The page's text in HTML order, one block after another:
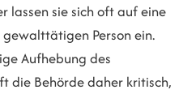
lassen sie sich oft auf eine
Person ein.
Aufhebung des
die Behörde daher kritisch,